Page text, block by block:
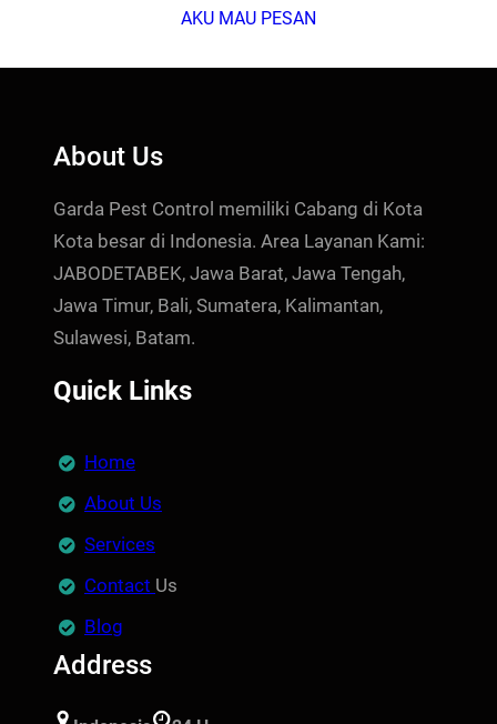
AKU MAU PESAN
About Us
Garda Pest Control memiliki Cabang di Kota
Kota besar di Indonesia. Area Layanan Kami:
JABODETABEK, Jawa Barat, Jawa Tengah,
Jawa Timur, Bali, Sumatera, Kalimantan,
Sulawesi, Batam.
Quick Links
Home
About Us
Services
Contact Us
Blog
Address